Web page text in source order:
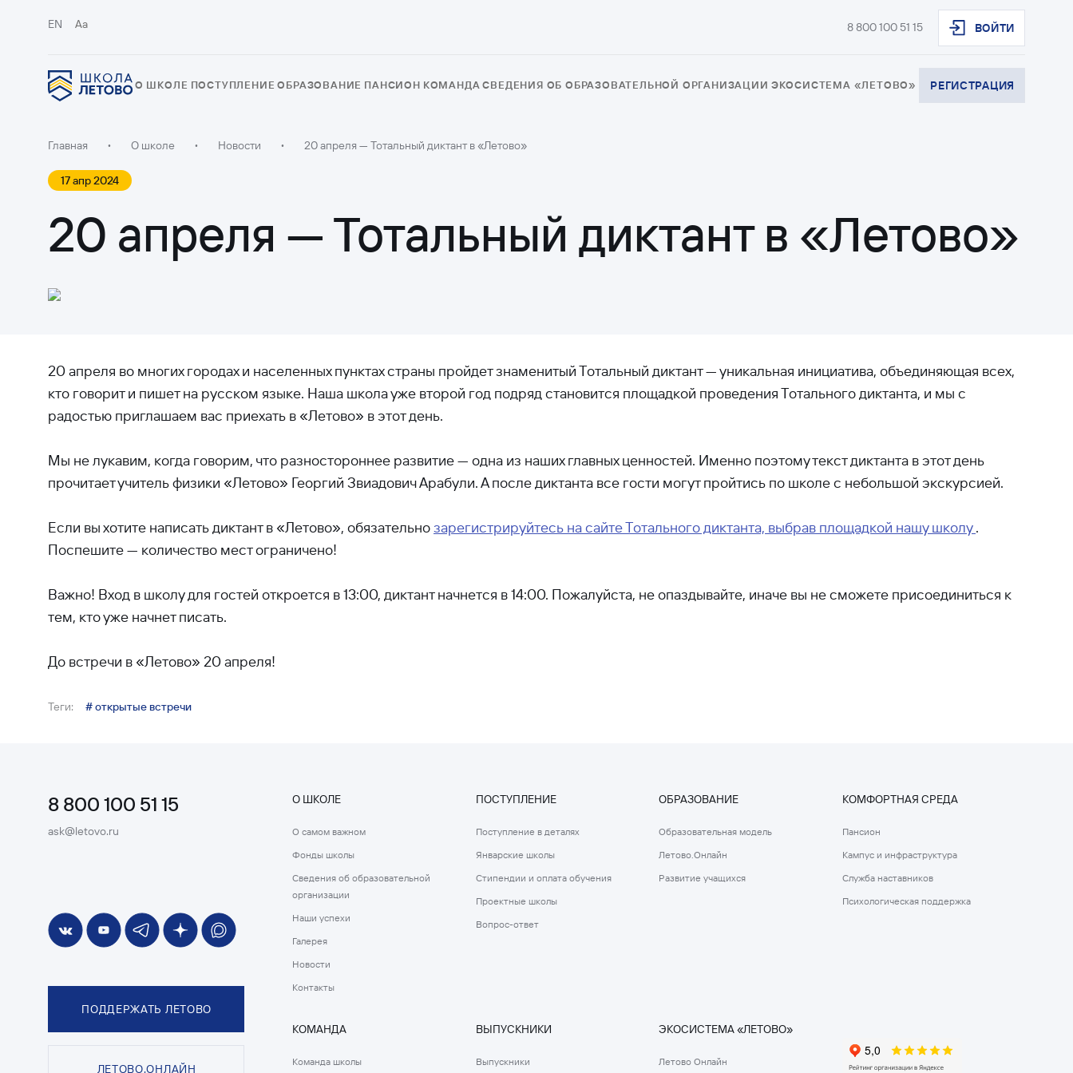
EN Aa 8 800 100 51 15 ВОЙТИ
О ШКОЛЕ ПОСТУПЛЕНИЕ ОБРАЗОВАНИЕ ПАНСИОН КОМАНДА СВЕДЕНИЯ ОБ ОБРАЗОВАТЕЛЬНОЙ ОРГАНИЗАЦИИ ЭКОСИСТЕМА «ЛЕТОВО» РЕГИСТРАЦИЯ
Главная • О школе • Новости • 20 апреля — Тотальный диктант в «Летово»
17 апр 2024
20 апреля — Тотальный диктант в «Летово»
20 апреля во многих городах и населенных пунктах страны пройдет знаменитый Тотальный диктант — уникальная инициатива, объединяющая всех,
кто говорит и пишет на русском языке. Наша школа уже второй год подряд становится площадкой проведения Тотального диктанта, и мы с
радостью приглашаем вас приехать в «Летово» в этот день.
Мы не лукавим, когда говорим, что разностороннее развитие — одна из наших главных ценностей. Именно поэтому текст диктанта в этот день
прочитает учитель физики «Летово» Георгий Звиадович Арабули. А после диктанта все гости могут пройтись по школе с небольшой экскурсией.
Если вы хотите написать диктант в «Летово», обязательнозарегистрируйтесь на сайте Тотального диктанта, выбрав площадкой нашу школу.
Поспешите — количество мест ограничено!
Важно! Вход в школу для гостей откроется в 13:00, диктант начнется в 14:00. Пожалуйста, не опаздывайте, иначе вы не сможете присоединиться к
тем, кто уже начнет писать.
До встречи в «Летово» 20 апреля!
Теги: # открытые встречи
8 800 100 51 15
ask@letovo.ru
ПОДДЕРЖАТЬ ЛЕТОВО
ЛЕТОВО.ОНЛАЙН
О ШКОЛЕ
О самом важном
Фонды школы
Сведения об образовательной
организации
Наши успехи
Галерея
Новости
Контакты
ПОСТУПЛЕНИЕ
Поступление в деталях
Январские школы
Стипендии и оплата обучения
Проектные школы
Вопрос-ответ
ОБРАЗОВАНИЕ
Образовательная модель
Летово.Онлайн
Развитие учащихся
КОМФОРТНАЯ СРЕДА
Пансион
Кампус и инфраструктура
Служба наставников
Психологическая поддержка
КОМАНДА
Команда школы
ВЫПУСКНИКИ
Выпускники
ЭКОСИСТЕМА «ЛЕТОВО»
Летово Онлайн